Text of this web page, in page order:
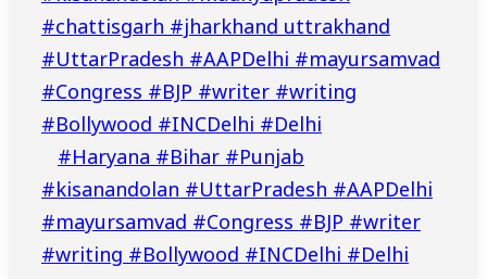
#chattisgarh #jharkhand uttrakhand
#UttarPradesh #AAPDelhi #mayursamvad
#Congress #BJP #writer #writing
#Bollywood #INCDelhi #Delhi
#Haryana #Bihar #Punjab
#kisanandolan #UttarPradesh #AAPDelhi
#mayursamvad #Congress #BJP #writer
#writing #Bollywood #INCDelhi #Delhi